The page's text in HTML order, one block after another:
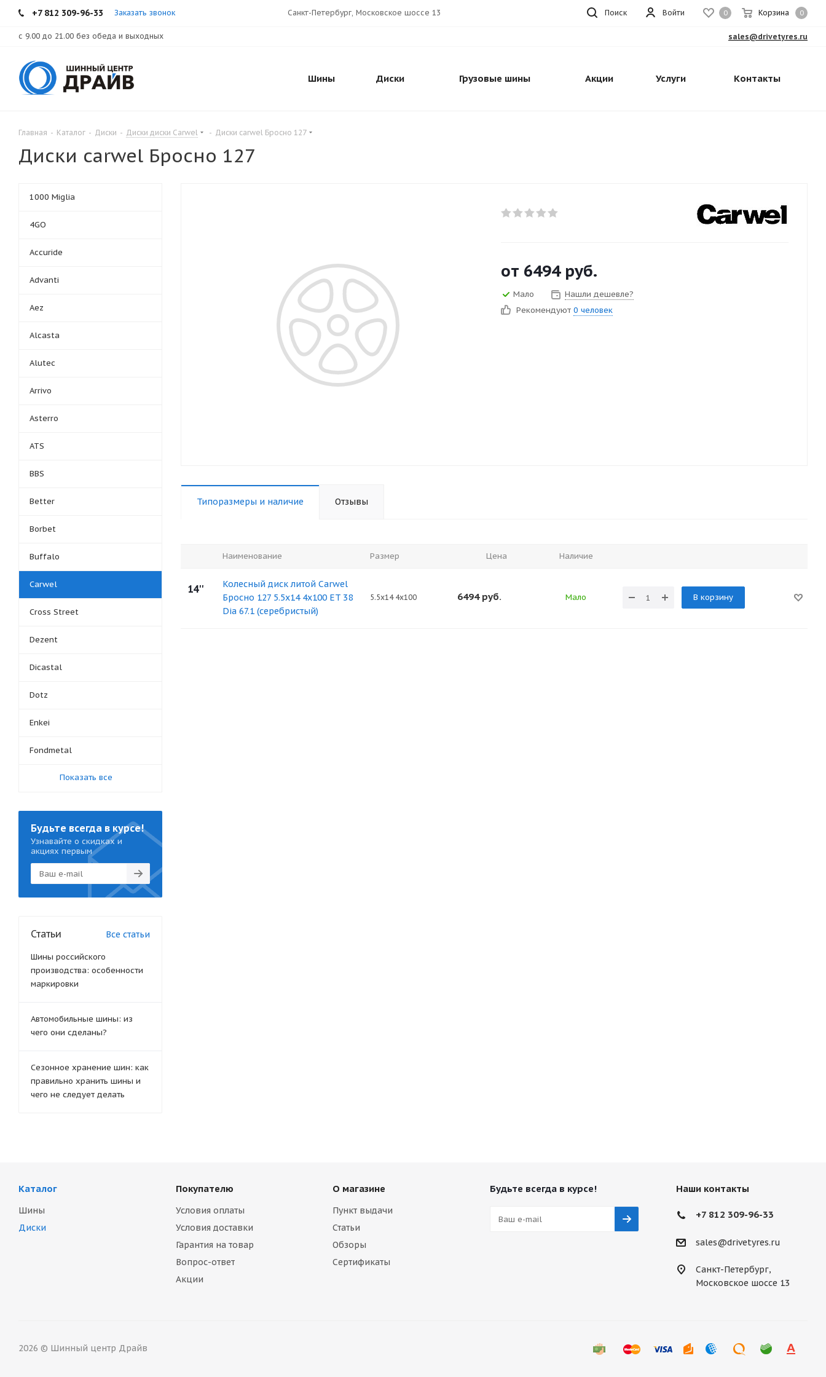
+7 812 309-96-33 Заказать звонок 0 Корзина 0
Войти
Санкт-Петербург, Московское шоссе 13 Поиск
с 9.00 до 21.00 без обеда и выходных sales@drivetyres.ru
Шины Диски Грузовые шины Акции Услуги Контакты
Главная - Каталог - Диски - Диски диски Carwel - Диски carwel Бросно 127
Диски carwel Бросно 127
от 6494руб.
Мало
Нашли дешевле?
Рекомендуют 0 человек
Типоразмеры и наличие Отзывы
Наименование Размер Цена Наличие
14''
Колесный диск литой Carwel
Бросно 127 5.5x14 4x100 ET 38
Dia 67.1 (серебристый)
5.5x14 4x100 6494руб. Мало В корзину
1000 Miglia
4GO
Accuride
Advanti
Aez
Alcasta
Alutec
Arrivo
Asterro
ATS
BBS
Better
Borbet
Buffalo
Carwel
Cross Street
Dezent
Dicastal
Dotz
Enkei
Fondmetal
Показать все
Будьте всегда в курсе!
Узнавайте о скидках и
акциях первым
Статьи Все статьи
Шины российского
производства: особенности
маркировки
Автомобильные шины: из
чего они сделаны?
Сезонное хранение шин: как
правильно хранить шины и
чего не следует делать
Каталог
Шины
Диски
Покупателю
Условия оплаты
Условия доставки
Гарантия на товар
Вопрос-ответ
Акции
О магазине
Пункт выдачи
Статьи
Обзоры
Сертификаты
Будьте всегда в курсе! Наши контакты
+7 812 309-96-33
sales@drivetyres.ru
Санкт-Петербург,
Московское шоссе 13
2026 © Шинный центр Драйв